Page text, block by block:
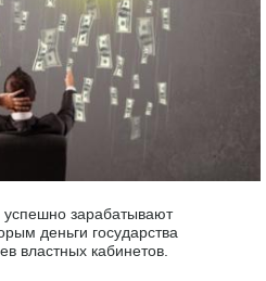
успешно зарабатывают
деньги государства
властных кабинетов.